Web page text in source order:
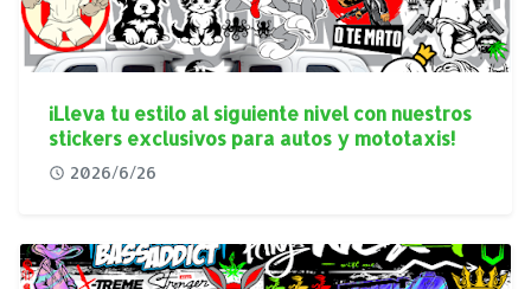
¡Lleva tu estilo al siguiente nivel con nuestros
stickers exclusivos para autos y mototaxis!
2026/6/26